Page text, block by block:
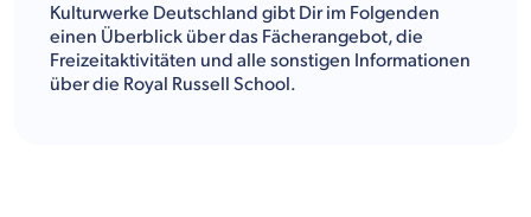
Kulturwerke Deutschland gibt Dir im Folgenden
einen Überblick über das Fächerangebot, die
Freizeitaktivitäten und alle sonstigen Informationen
über die Royal Russell School.